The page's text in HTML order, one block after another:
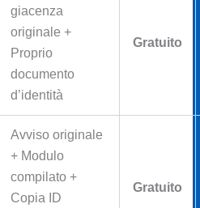
giacenza
originale +
Proprio
documento
d’identità
Gratuito
Avviso originale
+ Modulo
compilato +
Copia ID
Gratuito